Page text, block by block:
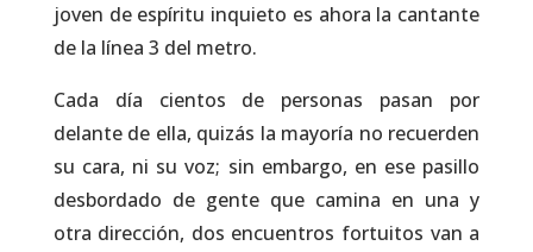
joven de espíritu inquieto es ahora la cantante
de la línea 3 del metro.
Cada día cientos de personas pasan por
delante de ella, quizás la mayoría no recuerden
su cara, ni su voz; sin embargo, en ese pasillo
desbordado de gente que camina en una y
otra dirección, dos encuentros fortuitos van a